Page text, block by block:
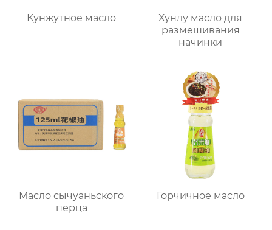
Кунжутное масло
Хунлу масло для
размешивания
начинки
Масло сычуаньского
перца
Горчичное масло